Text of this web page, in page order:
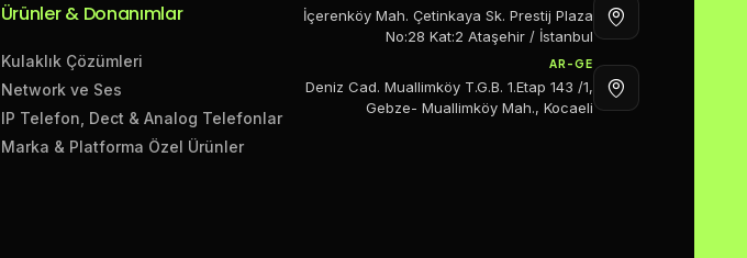
Ürünler & Donanımlar
Kulaklık Çözümleri
Network ve Ses
IP Telefon, Dect & Analog Telefonlar
Marka & Platforma Özel Ürünler
İçerenköy Mah. Çetinkaya Sk. Prestij Plaza
No:28 Kat:2 Ataşehir / İstanbul
AR-GE
Deniz Cad. Muallimköy T.G.B. 1.Etap 143 /1,
Gebze- Muallimköy Mah., Kocaeli